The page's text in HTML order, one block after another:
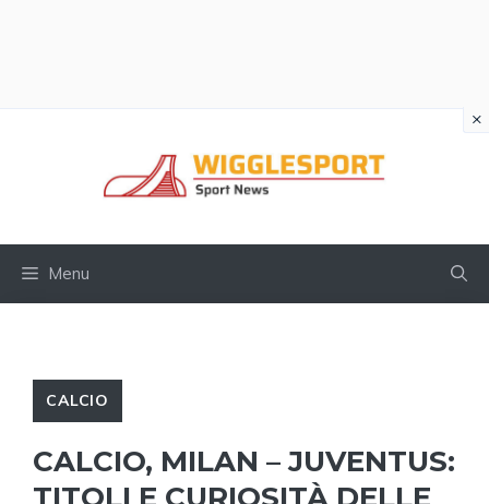
Menu
CALCIO
CALCIO, MILAN – JUVENTUS:
×